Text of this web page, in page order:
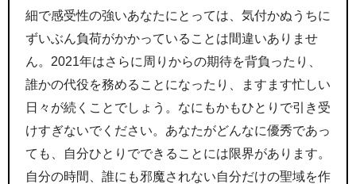
細で感受性の強いあなたにとっては、気付かぬうちに
ずいぶん負荷がかかっていることは間違いありませ
ん。2021年はさらに周りからの期待を背負ったり、
誰かの代役を務めることになったり、ますます忙しい
日々が続くことでしょう。なにもかもひとりで引き受
けすぎないでください。あなたがどんなに優秀であっ
ても、自分ひとりでできることには限界があります。
自分の時間、誰にも邪魔されない自分だけの聖域を作